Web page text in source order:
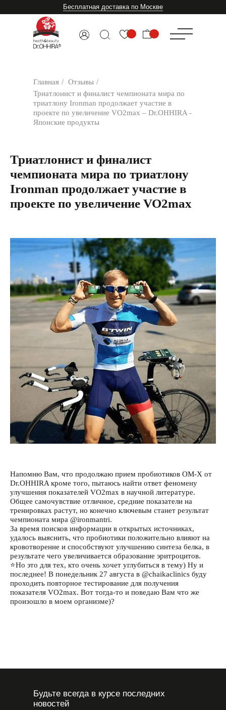
Бесплатная доставка по Москве
Главная / Отзывы /
Триатлонист и финалист чемпионата мира по
триатлону Ironman продолжает участие в
проекте по увеличение VO2max – Dr.OHHIRA -
Японские продукты
Триатлонист и финалист
чемпионата мира по триатлону
Ironman продолжает участие в
проекте по увеличение VO2max
Напомню Вам, что продолжаю прием пробиотиков OM-X от
Dr.OHHIRA кроме того, пытаюсь найти ответ феномену
улучшения показателей VO2max в научной литературе.
Общее самочувствие отличное, средние показатели на
тренировках растут, но конечно ключевым станет результат
чемпионата мира @ironmantri.
За время поисков информации в открытых источниках,
удалось выяснить, что пробиотики положительно влияют на
кровотворение и способствуют улучшению синтеза белка, в
результате чего увеличивается образование эритроцитов.
⭐Но это для тех, кто очень хочет углубиться в тему) Ну и
последнее! В понедельник 27 августа в @chaikaclinics буду
проходить повторное тестирование для получения
показателя VO2max. Вот тогда-то и поведаю Вам что же
произошло в моем организме)?
Будьте всегда в курсе последних
новостей